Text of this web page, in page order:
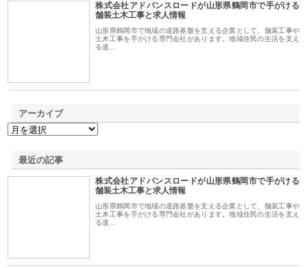
株式会社アドバンスロードが山形県鶴岡市で手がける
舗装土木工事と求人情報
山形県鶴岡市で地域の道路基盤を支える企業として、舗装工事や
土木工事を手がける専門会社があります。地域住民の生活を支え
る道…
アーカイブ
最近の記事
株式会社アドバンスロードが山形県鶴岡市で手がける
舗装土木工事と求人情報
山形県鶴岡市で地域の道路基盤を支える企業として、舗装工事や
土木工事を手がける専門会社があります。地域住民の生活を支え
る道…